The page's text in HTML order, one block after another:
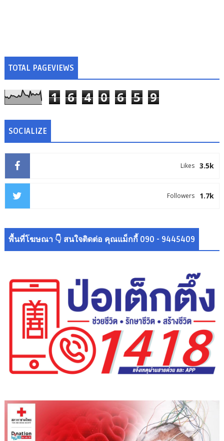
TOTAL PAGEVIEWS
1 6 4 0 6 5 9
SOCIALIZE
3.5k
Likes
1.7k
Followers
พื้นที่โฆษณา 👇 สนใจติดต่อ คุณแม็กกี้ 090 - 9445409